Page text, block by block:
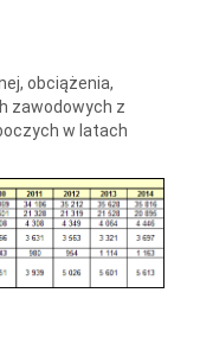
obciążenia,
zawodowych z
w latach